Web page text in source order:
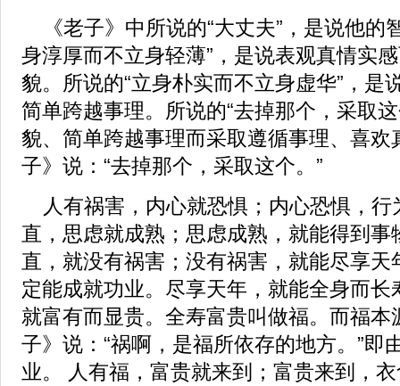
《老子》中所说的“大丈夫”，是说他的
身淳厚而不立身轻薄”，是说表观真情实
貌。所说的“立身朴实而不立身虚华”，是
简单跨越事理。所说的“去掉那个，采取
貌、简单跨越事理而采取遵循事理、喜欢
子》说：“去掉那个，采取这个。”
人有祸害，内心就恐惧；内心恐惧，行
直，思虑就成熟；思虑成熟，就能得到事
直，就没有祸害；没有祸害，就能尽享天
定能成就功业。尽享天年，就能全身而长
就富有而显贵。全寿富贵叫做福。而福本
子》说：“祸啊，是福所依存的地方。”即
业。 人有福，富贵就来到；富贵来到，